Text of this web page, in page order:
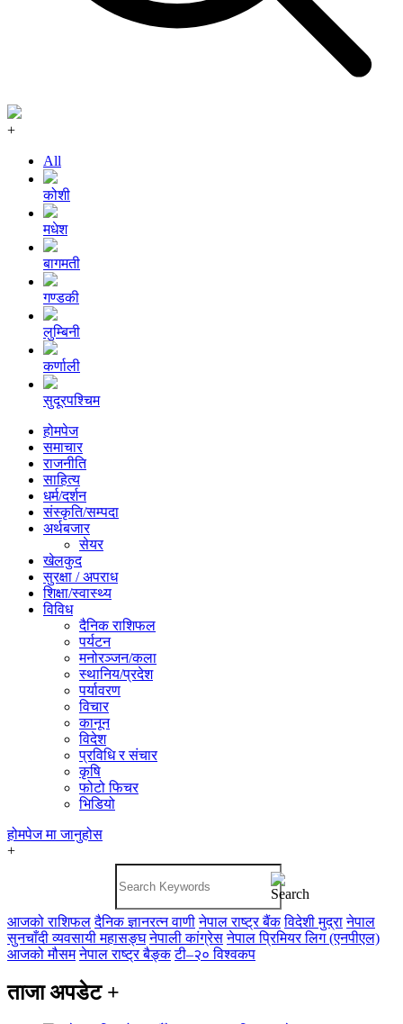
+
All
कोशी
मधेश
बागमती
गण्डकी
लुम्बिनी
कर्णाली
सुदूरपश्चिम
होमपेज
समाचार
राजनीति
साहित्य
धर्म/दर्शन
संस्कृति/सम्पदा
अर्थबजार
सेयर
खेलकुद
सुरक्षा / अपराध
शिक्षा/स्वास्थ्य
विविध
दैनिक राशिफल
पर्यटन
मनोरञ्जन/कला
स्थानिय/प्रदेश
पर्यावरण
विचार
कानून
विदेश
प्रविधि र संचार
कृषि
फोटो फिचर
भिडियो
होमपेज मा जानुहोस
+
आजको राशिफल दैनिक ज्ञानरत्न वाणी नेपाल राष्ट्र बैंक विदेशी मुद्रा नेपाल
सुनचाँदी व्यवसायी महासङ्घ नेपाली कांग्रेस नेपाल प्रिमियर लिग (एनपीएल)
आजको मौसम नेपाल राष्ट्र बैङ्क टी–२० विश्वकप
ताजा अपडेट +